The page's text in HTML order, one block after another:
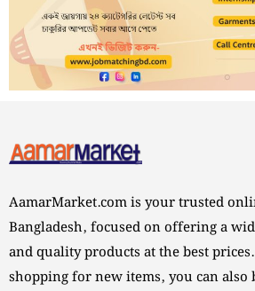
AamarMarket.com is your trusted
Bangladesh, focused on offering a
and quality products at the best
shopping for new items, you can also